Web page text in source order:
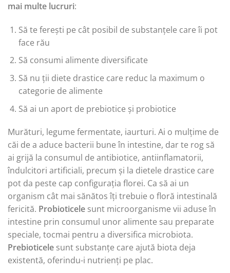
mai multe lucruri:
Să te ferești pe cât posibil de substanțele care îi pot
face rău
Să consumi alimente diversificate
Să nu ții diete drastice care reduc la maximum o
categorie de alimente
Să ai un aport de prebiotice și probiotice
Murături, legume fermentate, iaurturi. Ai o mulțime de
căi de a aduce bacterii bune în intestine, dar te rog să
ai grijă la consumul de antibiotice, antiinflamatorii,
îndulcitori artificiali, precum și la dietele drastice care
pot da peste cap configurația florei. Ca să ai un
organism cât mai sănătos îți trebuie o floră intestinală
fericită. Probioticele sunt microorganisme vii aduse în
intestine prin consumul unor alimente sau preparate
speciale, tocmai pentru a diversifica microbiota.
Prebioticele sunt substanțe care ajută biota deja
existentă, oferindu-i nutrienți pe plac.